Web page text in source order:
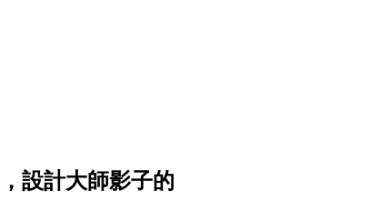
設計大師影子的